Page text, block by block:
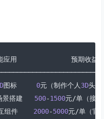
应用
预期收益
图标 0元（制作个人 3D头像
景搭建 500-1500元/单（接简
组件 2000-5000元/单（官